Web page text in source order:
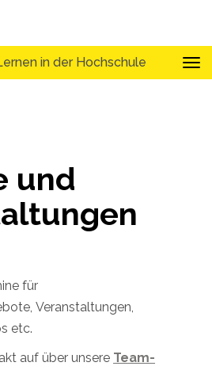
in der Hochschule
und
für
Veranstaltungen,
etc.
auf über unsere Team-